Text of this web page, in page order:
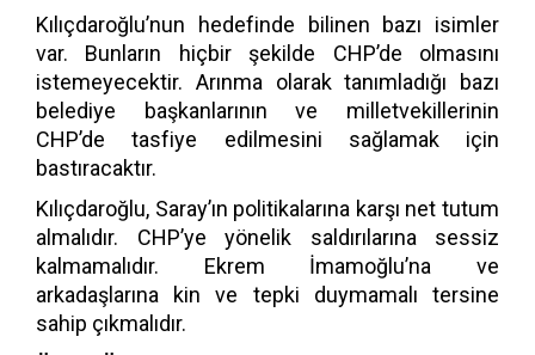
Kılıçdaroğlu’nun hedefinde bilinen bazı isimler
var. Bunların hiçbir şekilde CHP’de olmasını
istemeyecektir. Arınma olarak tanımladığı bazı
belediye başkanlarının ve milletvekillerinin
CHP’de tasfiye edilmesini sağlamak için
bastıracaktır.
Kılıçdaroğlu, Saray’ın politikalarına karşı net tutum
almalıdır. CHP’ye yönelik saldırılarına sessiz
kalmamalıdır. Ekrem İmamoğlu’na ve
arkadaşlarına kin ve tepki duymamalı tersine
sahip çıkmalıdır.